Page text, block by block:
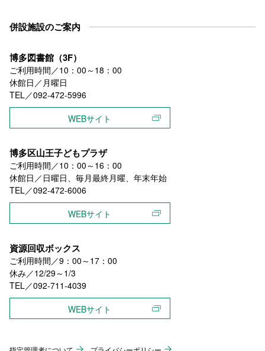
併設施設のご案内
博多図書館（3F）
ご利用時間／10：00～18：00
休館日／月曜日
TEL／092-472-5996
WEBサイト
博多区山王子どもプラザ
ご利用時間／10：00～16：00
休館日／日曜日、毎月最終月曜、年末年始
TEL／092-472-6006
WEBサイト
資源回収ボックス
ご利用時間／9：00～17：00
休み／12/29～1/3
TEL／092-711-4039
WEBサイト